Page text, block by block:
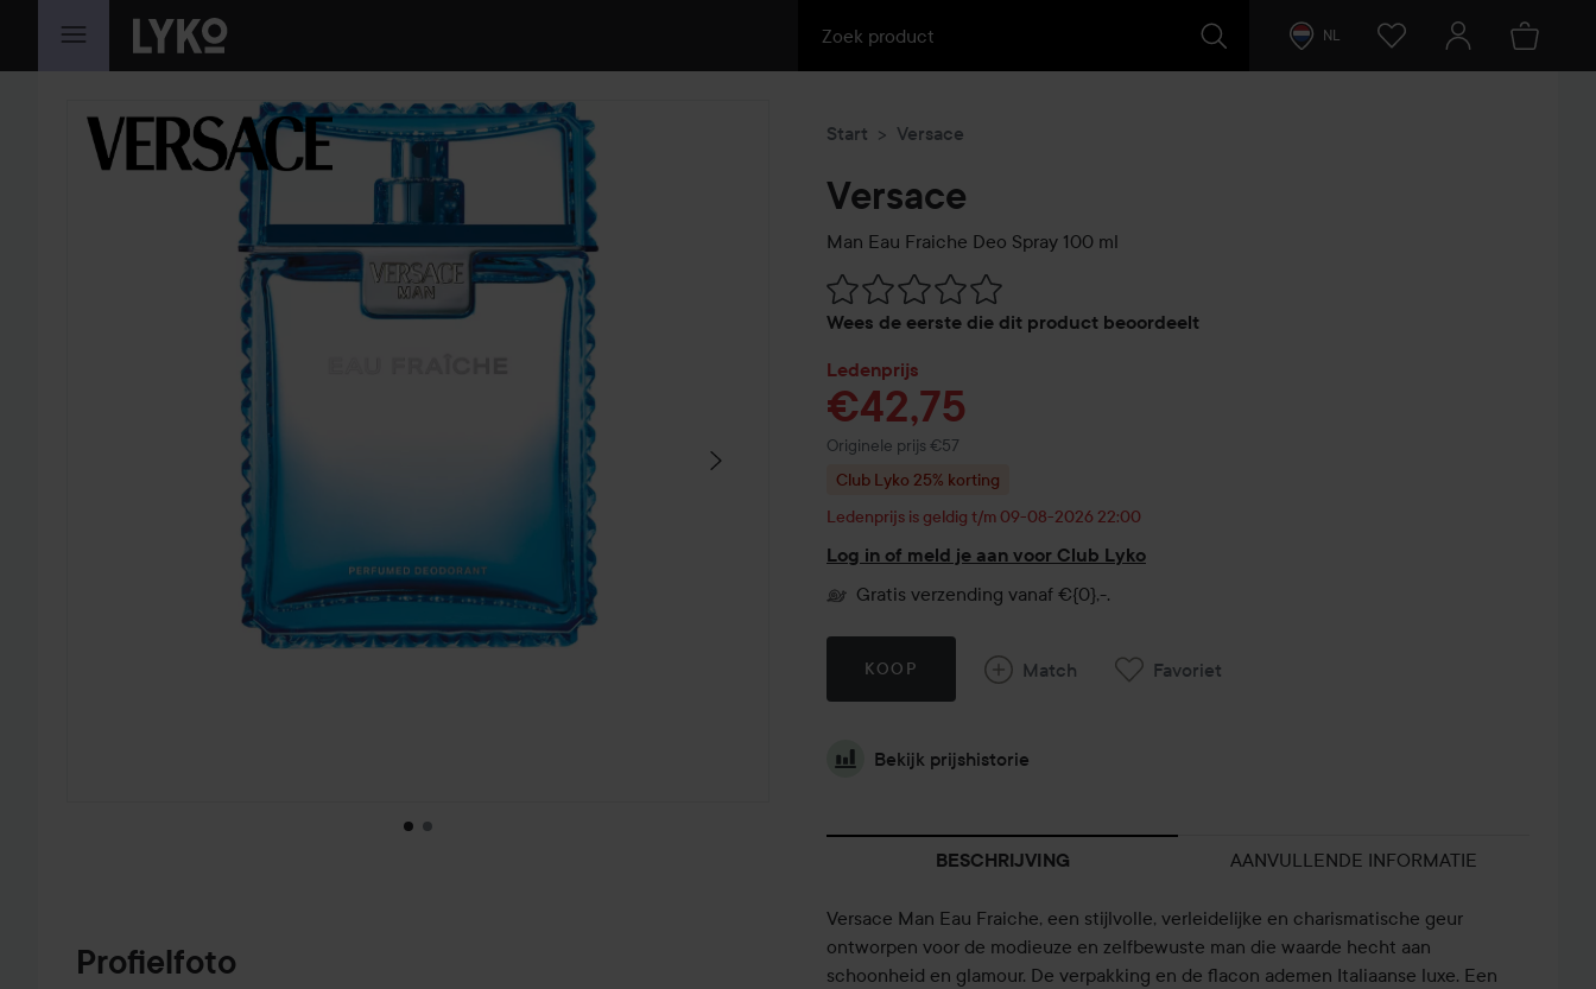
GA NAAR INHOUD NL
SECTIE OVERSLAAN
Profielfoto
Start Versace
Versace
Man Eau Fraiche Deo Spray 100 ml
Wees de eerste die dit product beoordeelt
Ga naar Reviews & reacties
Ledenprijs
€42,75
Originele prijs €57
Normale prijs €57
Club Lyko 25% korting
Ledenprijs is geldig t/m 09-08-2026 22:00
Log in of meld je aan voor Club Lyko
Gratis verzending vanaf €{0},-.
KOOP Match Favoriet
Bekijk prijshistorie
BESCHRIJVING AANVULLENDE INFORMATIE
Versace Man Eau Fraiche, een stijlvolle, verleidelijke en charismatische geur
ontworpen voor de modieuze en zelfbewuste man die waarde hecht aan
schoonheid en glamour. De verpakking en de flacon ademen Italiaanse luxe. Een